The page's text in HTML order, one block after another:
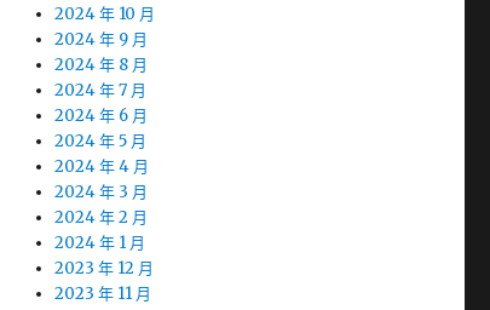
2024 年 10 月
2024 年 9 月
2024 年 8 月
2024 年 7 月
2024 年 6 月
2024 年 5 月
2024 年 4 月
2024 年 3 月
2024 年 2 月
2024 年 1 月
2023 年 12 月
2023 年 11 月